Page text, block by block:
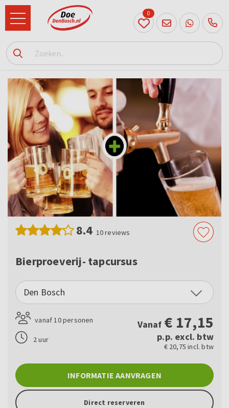
073
614
0
8.4 10reviews
Bierproeverij- tapcursus
Den Bosch
vanaf 10 personen
2 uur
Vanaf € 17,15
p.p. excl. btw
€ 20,75 incl. btw
INFORMATIE AANVRAGEN
Direct reserveren